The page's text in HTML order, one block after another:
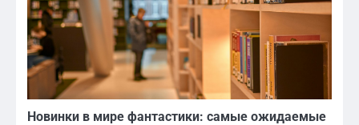
Новинки в мире фантастики: самые ожидаемые